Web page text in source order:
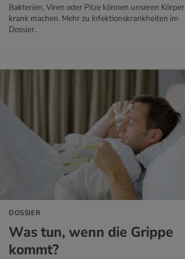
Bakterien, Viren oder Pilze können unseren Körper
krank machen. Mehr zu Infektionskrankheiten im
Dossier.
DOSSIER
Was tun, wenn die Grip­pe
kommt?